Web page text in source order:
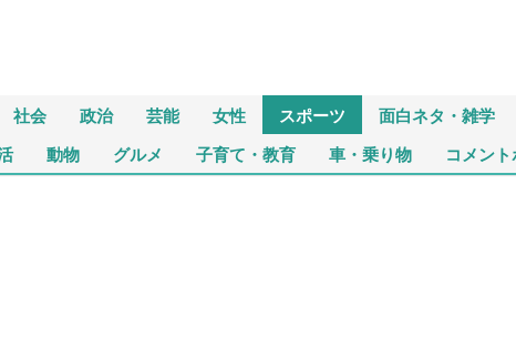
社会 政治 芸能 女性 スポーツ 面白ネタ・雑学
動物 グルメ 子育て・教育 車・乗り物 コメント